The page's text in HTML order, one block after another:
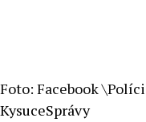
Foto: Facebook
KysuceSprávy